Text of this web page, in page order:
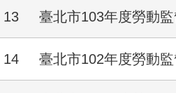
13 臺北市103年度勞動
14 臺北市102年度勞動